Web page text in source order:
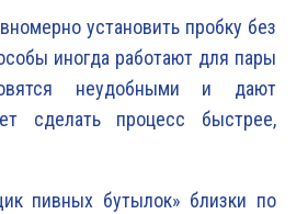
установить пробку без
иногда работают для пары
неудобными и дают
сделать процесс быстрее,
пивных бутылок» близки по